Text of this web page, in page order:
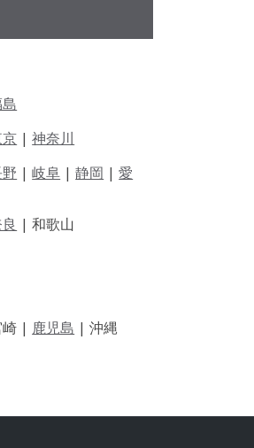
|神奈川
|岐阜 |静岡 |愛
|和歌山
| 鹿児島 |沖縄